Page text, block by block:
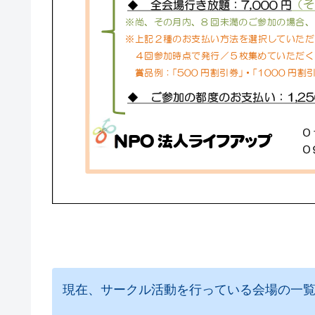
現在、サークル活動を行っている会場の一